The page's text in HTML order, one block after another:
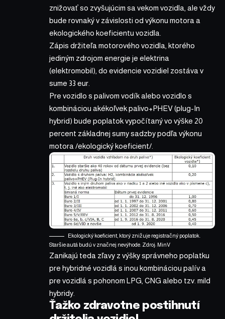
znižovať so zvyšujúcim sa vekom vozidla, ale vždy
bude rovnaký v závislosti od výkonu motora a
ekologického koeficientu vozidla.
Zápis držiteľa motorového vozidla, ktorého
jediným zdrojom energie je elektrina
(elektromobil), do evidencie vozidiel zostáva v
sume 33 eur.
Pre vozidlo s palivom vodík alebo vozidlo s
kombináciou akékoľvek palivo+PHEV (plug-In
hybrid) bude poplatok vypočítaný vo výške 20
percent základnej sumy sadzby podľa výkonu
motora /ekologický koeficient/.
Ekologický koeficient, ktorý znižuje registračný poplatok.
Staršie autá budú v značnej nevýhode. Zdroj: MinV
Zanikajú teda zľavy z výšky správneho poplatku
pre hybridné vozidlá s inou kombináciou palív a
pre vozidlá s pohonom LPG, CNG alebo tzv. mild
hybridy.
Ťažko zdravotne postihnutí